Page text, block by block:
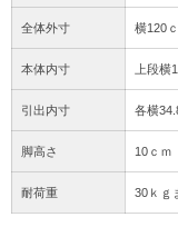
全体外寸 横120
本体内寸 上段
引出内寸 各横
脚高さ 10ｃｍ
耐荷重 30ｋｇ